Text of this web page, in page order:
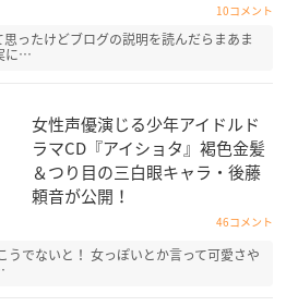
10コメント
ったけどブログの説明を読んだらまあま
に…
女性声優演じる少年アイドルド
ラマCD『アイショタ』褐色金髪
＆つり目の三白眼キャラ・後藤
頼音が公開！
46コメント
うでないと！ 女っぽいとか言って可愛さや